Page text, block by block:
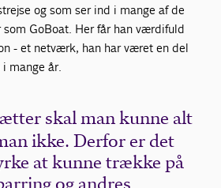
og som ser ind i mange af de
GoBoat. Her får han værdifuld
- et netværk, han har været en del
mange år.
skal man kunne alt
ikke. Derfor er det
at kunne trække på